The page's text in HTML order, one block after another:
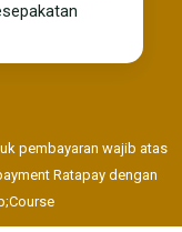
pembayaran wajib atas
Ratapay dengan